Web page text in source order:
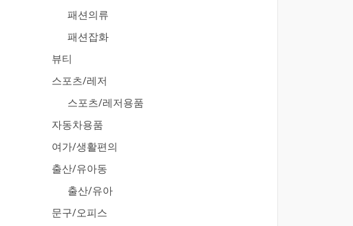
패션의류
패션잡화
뷰티
스포츠/레저
스포츠/레저용품
자동차용품
여가/생활편의
출산/유아동
출산/유아
문구/오피스